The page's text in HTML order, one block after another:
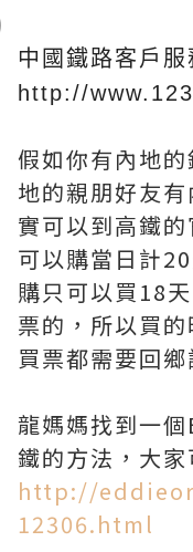
中國鐵路客戶服
http://
假如你有內地
地的親朋好友
實可以到高鐵
可以購當日計
購只可以買18
票的，所以買
買票都需要回鄉
龍媽媽找到一
鐵的方法，大家
http://
12306.html